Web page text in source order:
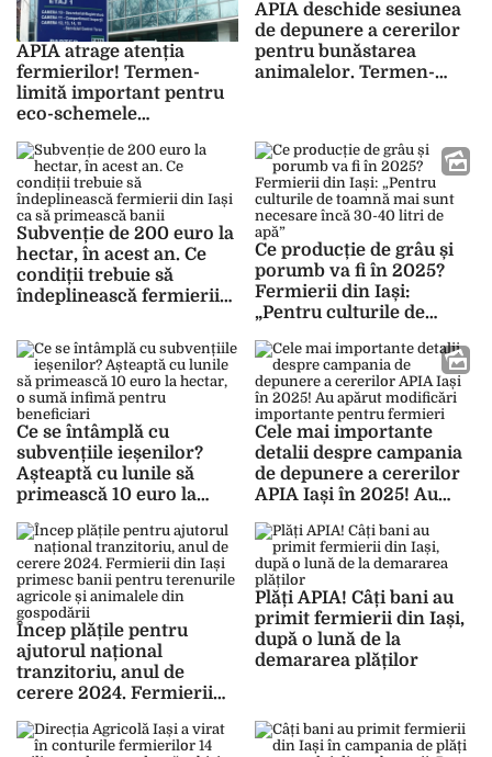
APIA atrage atenția
fermierilor! Termen-
limită important pentru
eco-schemele
Campania 2025
APIA deschide sesiunea
de depunere a cererilor
pentru bunăstarea
animalelor. Termen-
Subvenție de 200 euro la
hectar, în acest an. Ce
condiții trebuie să
îndeplinească fermierii
banii
Ce producție de grâu și
porumb va fi în 2025?
Fermierii din Iași:
„Pentru culturile de
necesare încă 30-40 litri
de apă”
Ce se întâmplă cu
subvențiile ieșenilor?
Așteaptă cu lunile să
primească 10 euro la
pentru beneficiari
Cele mai importante
detalii despre campania
de depunere a cererilor
APIA Iași în 2025! Au
importante pentru
fermieri
Încep plățile pentru
ajutorul național
tranzitoriu, anul de
cerere 2024. Fermierii
pentru terenurile
Plăți APIA! Câți bani au
primit fermierii din Iași,
după o lună de la
demararea plăților